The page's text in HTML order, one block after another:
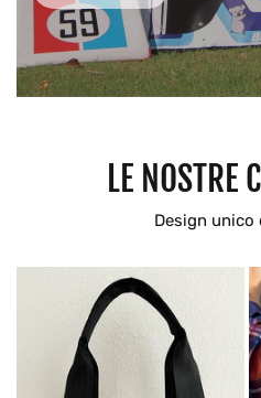
LE NOSTRE
Design unico